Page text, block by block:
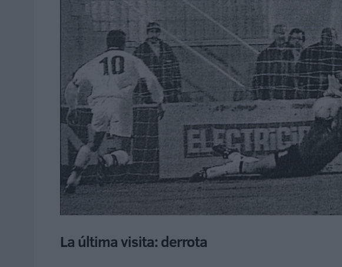
La última visita: derrota